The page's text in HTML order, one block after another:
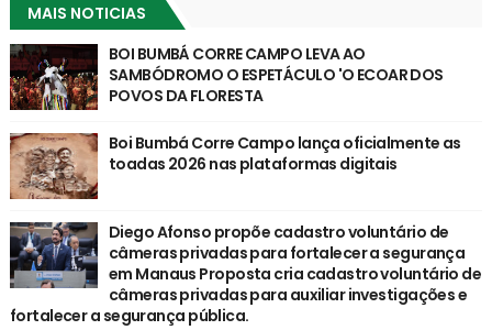
MAIS NOTICIAS
BOI BUMBÁ CORRE CAMPO LEVA AO
SAMBÓDROMO O ESPETÁCULO 'O ECOAR DOS
POVOS DA FLORESTA
Boi Bumbá Corre Campo lança oficialmente as
toadas 2026 nas plataformas digitais
Diego Afonso propõe cadastro voluntário de
câmeras privadas para fortalecer a segurança
em Manaus Proposta cria cadastro voluntário de
câmeras privadas para auxiliar investigações e
fortalecer a segurança pública.